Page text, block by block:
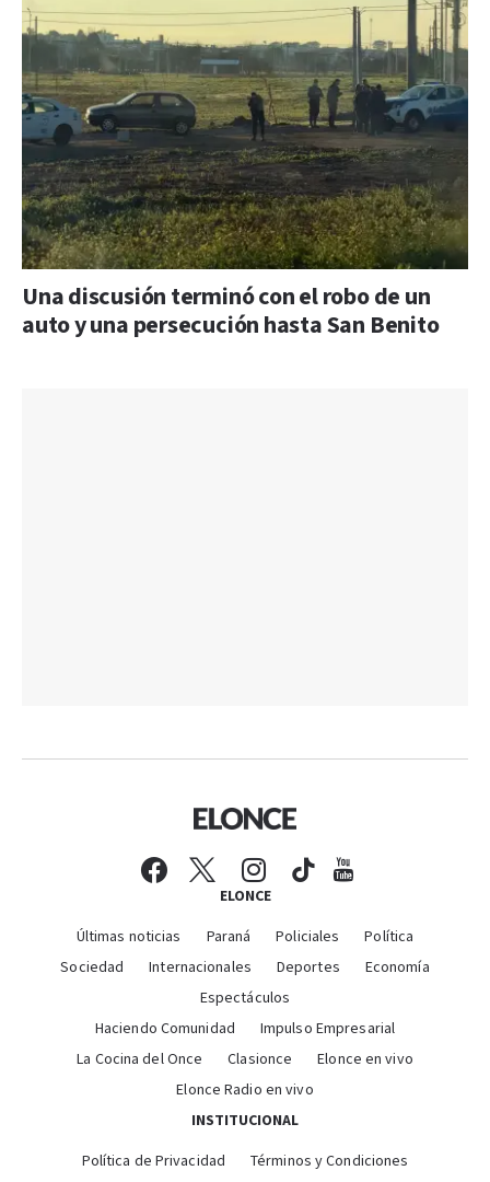
Una discusión terminó con el robo de un
auto y una persecución hasta San Benito
ELONCE
Últimas noticias Paraná Policiales
Política
Sociedad
Internacionales Deportes
Economía
Espectáculos
Haciendo Comunidad
Impulso Empresarial
La Cocina del Once
Clasionce
Elonce en vivo
Elonce Radio en vivo
INSTITUCIONAL
Política de Privacidad
Términos y Condiciones